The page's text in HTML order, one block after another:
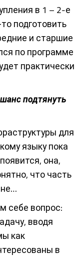
в 1 – 2-е
подготовить
и старшие
по программе
практически
подтянуть
для
языку пока
она,
что часть
себе вопрос:
вводя
как
в